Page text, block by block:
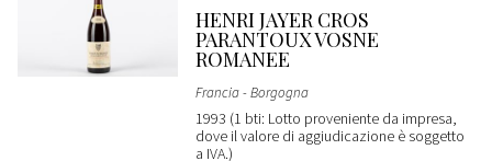
HENRI JAYER CROS
PARANTOUX VOSNE
ROMANEE
Francia - Borgogna
1993 (1 bti: Lotto proveniente da impresa,
dove il valore di aggiudicazione è soggetto
a IVA.)